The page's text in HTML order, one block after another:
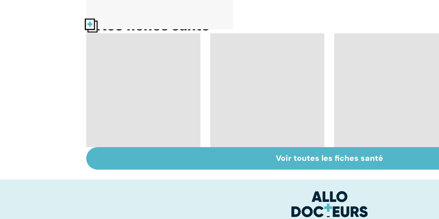
Nos fiches santé
moins
HPV : tout savoir sur
les papillomavirus
Tout savoir sur le
cancer de la vessie
Voir toutes les fiches santé